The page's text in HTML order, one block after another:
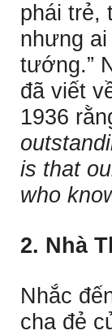
phái trẻ,
nhưng
tướng.”
đã viết
1936
is that
who
2. Nhà
Nhắc
cha đẻ